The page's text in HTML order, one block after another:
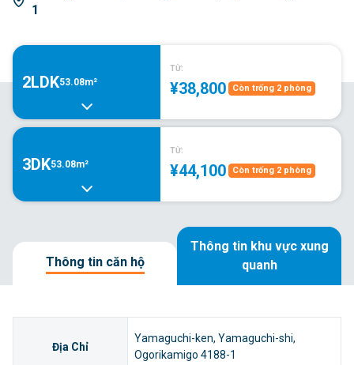
1
2LDK53.08m²
TỪ:
¥38,800 Còn trống 2 phòng
3DK53.08m²
TỪ:
¥44,100 Còn trống 2 phòng
Thông tin căn hộ
Thông tin khu vực xung
quanh
Địa Chỉ
Yamaguchi-ken, Yamaguchi-shi,
Ogorikamigo 4188-1